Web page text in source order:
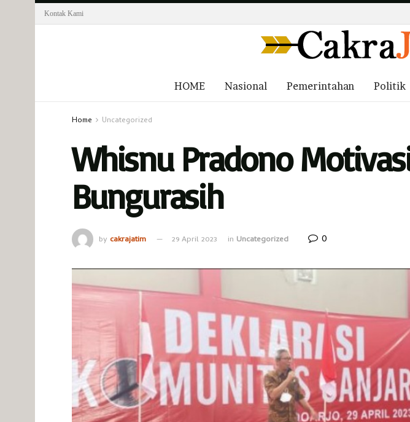
Kontak Kami
HOME Nasional Pemerintahan Politik
Home Uncategorized
Whisnu Pradono
Bungurasih
by cakrajatim 29 April 2023 in Uncategorized 0